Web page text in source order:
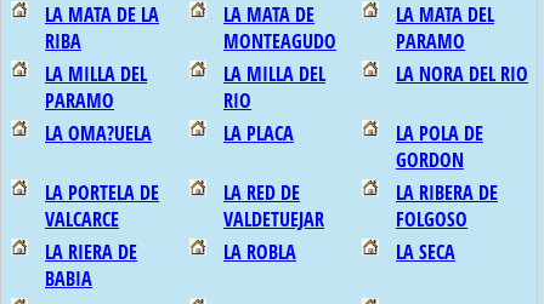
LA MATA DE LA
RIBA
LA MATA DE
MONTEAGUDO
LA MATA DEL
PARAMO
LA MILLA DEL
PARAMO
LA MILLA DEL
RIO
LA NORA DEL RIO
LA OMA?UELA LA PLACA
LA POLA DE
GORDON
LA PORTELA DE
VALCARCE
LA RED DE
VALDETUEJAR
LA RIBERA DE
FOLGOSO
LA RIERA DE
BABIA
LA ROBLA LA SECA